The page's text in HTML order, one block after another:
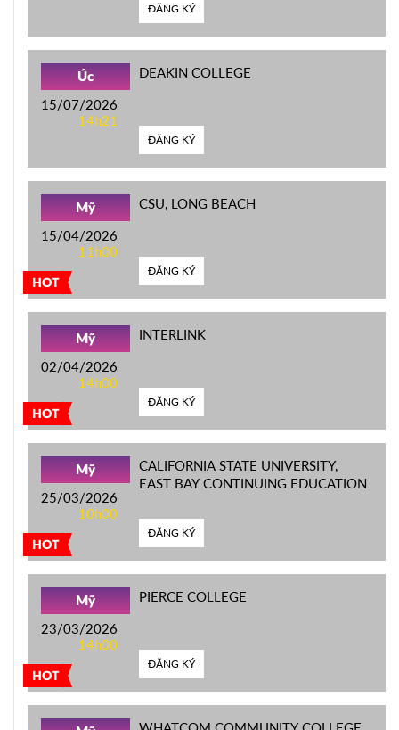
ĐĂNG KÝ
Úc
15/07/2026
14h21
DEAKIN COLLEGE
ĐĂNG KÝ
HOT
Mỹ
15/04/2026
11h00
CSU, LONG BEACH
ĐĂNG KÝ
HOT
Mỹ
02/04/2026
14h00
INTERLINK
ĐĂNG KÝ
HOT
Mỹ
25/03/2026
10h00
CALIFORNIA STATE UNIVERSITY,
EAST BAY CONTINUING EDUCATION
ĐĂNG KÝ
HOT
Mỹ
23/03/2026
14h00
PIERCE COLLEGE
ĐĂNG KÝ